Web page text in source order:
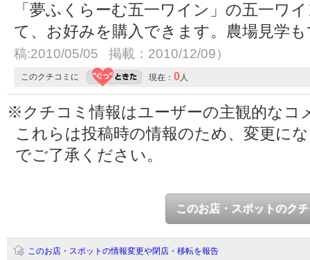
「夢ふくらーむ五一ワイン」の五一ワ
て、お好みを購入できます。農場見学
稿:2010/05/05 掲載：2010/12/09）
このクチコミに 現在： 0人
※クチコミ情報はユーザーの主観的なコ
これらは投稿時の情報のため、変更に
でご了承ください。
このお店・スポットのク
このお店・スポットの情報変更や閉店・移転を報告